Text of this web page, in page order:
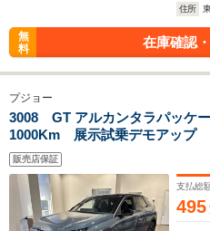
住所
無
料
在庫確認
プジョー
3008 GT アルカンタラパッケ
1000Km 展示試乗デモアップ
販売店保証
支払総
495